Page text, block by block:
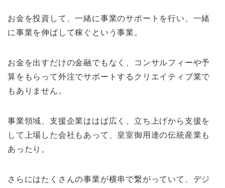
お金を投資して、一緒に事業のサポートを行い、一緒
に事業を伸ばして稼ぐという事業。
お金を出すだけの金融でもなく、コンサルフィーや予
算をもらって外注でサポートするクリエイティブ業で
もありません。
事業領域、支援企業ははば広く、立ち上げから支援を
して上場した会社もあって、皇室御用達の伝統産業も
あったり。
さらにはたくさんの事業が横串で繋がっていて、デジ